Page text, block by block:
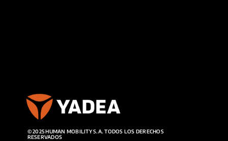
© 2025 HUMAN MOBILITY S.A. TODOS LOS DERECHOS
RESERVADOS